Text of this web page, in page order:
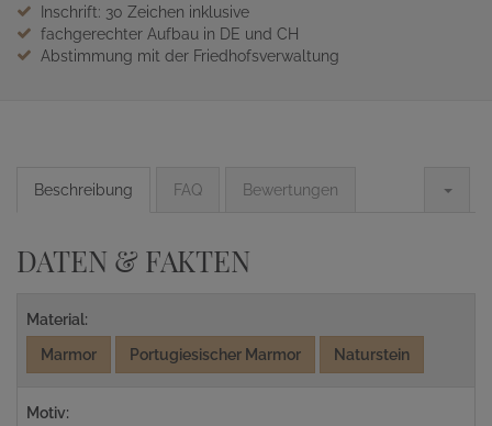
Inschrift: 30 Zeichen inklusive
fachgerechter Aufbau in DE und CH
Abstimmung mit der Friedhofsverwaltung
Beschreibung FAQ Bewertungen
DATEN & FAKTEN
Material:
Marmor
Portugiesischer Marmor Naturstein
Motiv: